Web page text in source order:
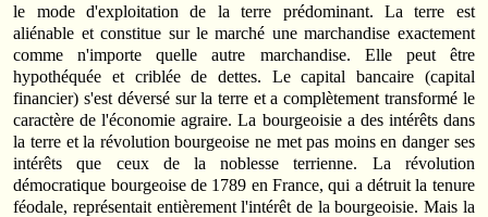
le mode d'exploitation de la terre prédominant. La terre est
aliénable et constitue sur le marché une marchandise exactement
comme n'importe quelle autre marchandise. Elle peut être
hypothéquée et criblée de dettes. Le capital bancaire (capital
financier) s'est déversé sur la terre et a complètement transformé le
caractère de l'économie agraire. La bourgeoisie a des intérêts dans
la terre et la révolution bourgeoise ne met pas moins en danger ses
intérêts que ceux de la noblesse terrienne. La révolution
démocratique bourgeoise de 1789 en France, qui a détruit la tenure
féodale, représentait entièrement l'intérêt de la bourgeoisie. Mais la